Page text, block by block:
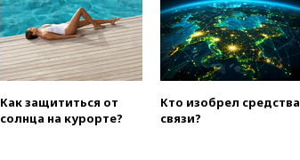
увеличить производство
00:33
CNBC: Burger King вышел
на второе место среди сетей
быстрого питания в США
вчера, 23:23
Bloomberg: США
хотят испытать ПРО «Золотой
купол» в этом году
Как защититься от
солнца на курорте?
Кто изобрел средства
связи?